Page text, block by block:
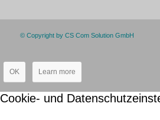
© Copyright by CS Com Solution GmbH
OK Learn more
Cookie- und